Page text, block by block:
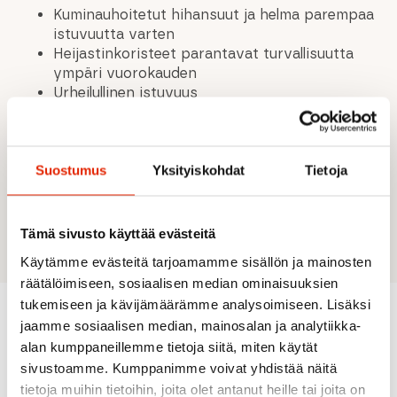
Suostumus Yksityiskohdat Tietoja
Tämä sivusto käyttää evästeitä
Käytämme evästeitä tarjoamamme sisällön ja mainosten
räätälöimiseen, sosiaalisen median ominaisuuksien
tukemiseen ja kävijämäärämme analysoimiseen. Lisäksi
jaamme sosiaalisen median, mainosalan ja analytiikka-
alan kumppaneillemme tietoja siitä, miten käytät
sivustoamme. Kumppanimme voivat yhdistää näitä
tietoja muihin tietoihin, joita olet antanut heille tai joita on
Kuminauhoitetut hihansuut ja helma parempaa
istuvuutta varten
Heijastinkoristeet parantavat turvallisuutta
ympäri vuorokauden
Urheilullinen istuvuus
polyamidia, pehmeä ja kevyt 30D:n palttinakangas,
Suositeltua sinulle